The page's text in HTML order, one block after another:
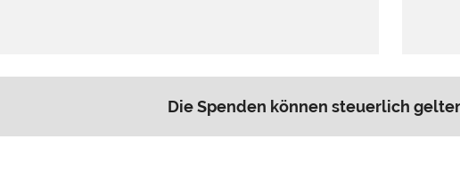
Die Spenden können steuerlich